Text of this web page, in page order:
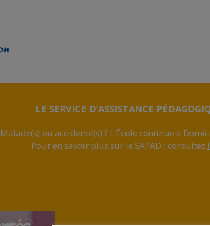
LE SERVICE D’ASSISTANCE
Malade(s) ou accidenté(s) ? L’École continue à
Pour en savoir plus sur le SAPAD : consultez